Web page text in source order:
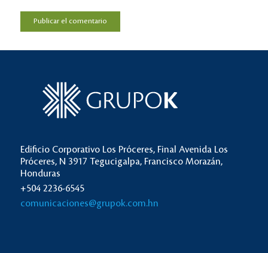
Edificio Corporativo Los Próceres, Final Avenida Los
Próceres, N 3917 Tegucigalpa, Francisco Morazán,
Honduras
+504 2236-6545
comunicaciones@grupok.com.hn